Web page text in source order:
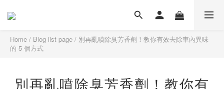
Home / Blog list page / 別再亂噴除臭芳香劑！教你有效去除車內異味
的 5 個方式
別再亂噴除臭芳香劑！教你有